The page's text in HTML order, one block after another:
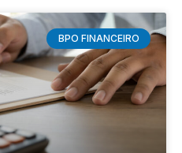
BPO FINANCEIRO